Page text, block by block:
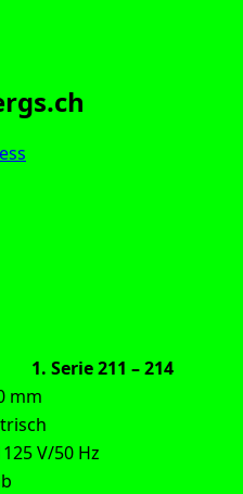
1. Serie 211 – 214
mm
V/50 Hz